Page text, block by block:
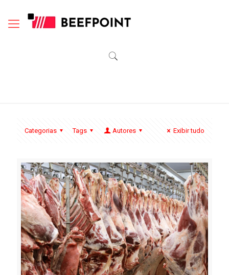
Categorias Tags Autores Exibir tudo